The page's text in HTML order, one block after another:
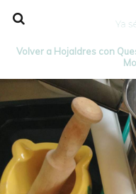
Volver a Hojaldres con